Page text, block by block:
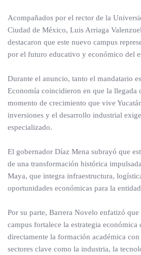
Acompañados por el rector de la
Ciudad de México, Luis Arriaga
destacaron que este nuevo campus
por el futuro educativo y económico del
Durante el anuncio, tanto el mandatario
Economía coincidieron en que la llegada
momento de crecimiento que vive
inversiones y el desarrollo industrial
especializado.
El gobernador Díaz Mena subrayó que
de una transformación histórica
Maya, que integra infraestructura,
oportunidades económicas para la
Por su parte, Barrera Novelo enfatizó que
campus fortalece la estrategia
directamente la formación académica con
sectores clave como la industria, la